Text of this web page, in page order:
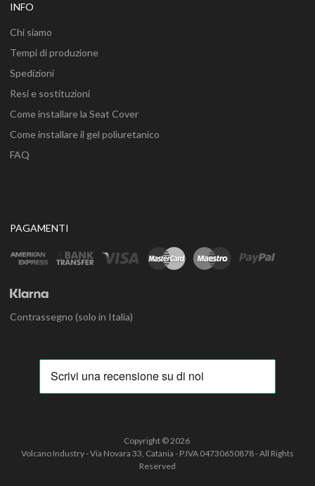
INFO
Chi siamo
Tempi di produzione
Spedizioni
Resi e sostituzioni
Come installare la Seat Cover
Come installare il gel poliuretanico
FAQ
PAGAMENTI
Contrassegno (solo in Italia)
Copyright ©2026
Volcano Industry - Via Novara 33, Catania - P.IVA 04730650878 - All Rights
Reserved